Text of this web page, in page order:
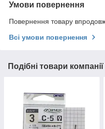
Умови повернення
Повернення товару
Всі умови повернення
Подібні товари компанії